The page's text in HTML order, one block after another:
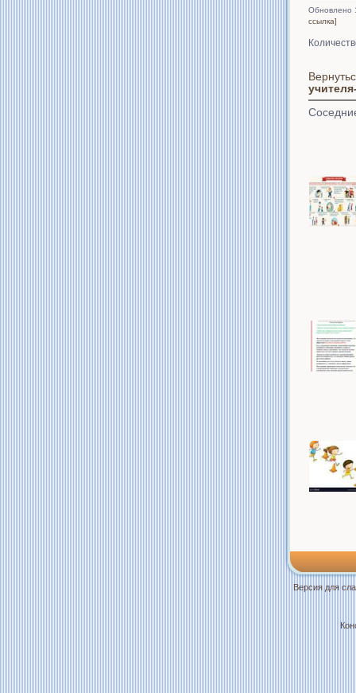
Обновлено
ссылка]
Версия для